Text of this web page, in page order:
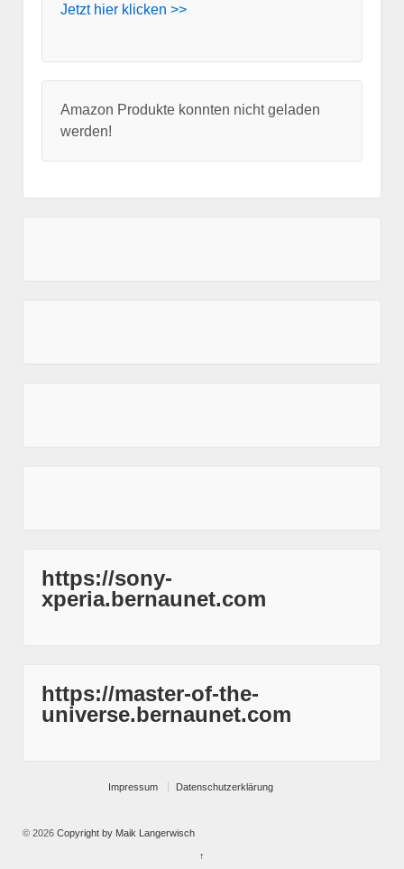
Jetzt hier klicken >>
Amazon Produkte konnten nicht geladen
werden!
https://sony-
xperia.bernaunet.com
https://master-of-the-
universe.bernaunet.com
Impressum Datenschutzerklärung
© 2026 Copyright by Maik Langerwisch
↑